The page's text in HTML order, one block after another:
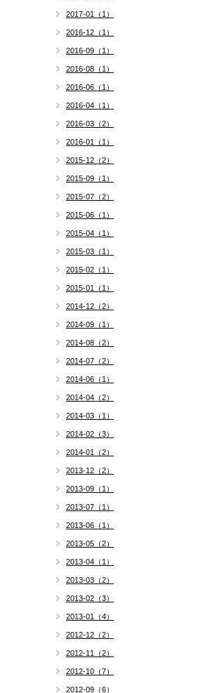
2017-01（1）
2016-12（1）
2016-09（1）
2016-08（1）
2016-06（1）
2016-04（1）
2016-03（2）
2016-01（1）
2015-12（2）
2015-09（1）
2015-07（2）
2015-06（1）
2015-04（1）
2015-03（1）
2015-02（1）
2015-01（1）
2014-12（2）
2014-09（1）
2014-08（2）
2014-07（2）
2014-06（1）
2014-04（2）
2014-03（1）
2014-02（3）
2014-01（2）
2013-12（2）
2013-09（1）
2013-07（1）
2013-06（1）
2013-05（2）
2013-04（1）
2013-03（2）
2013-02（3）
2013-01（4）
2012-12（2）
2012-11（2）
2012-10（7）
2012-09（6）